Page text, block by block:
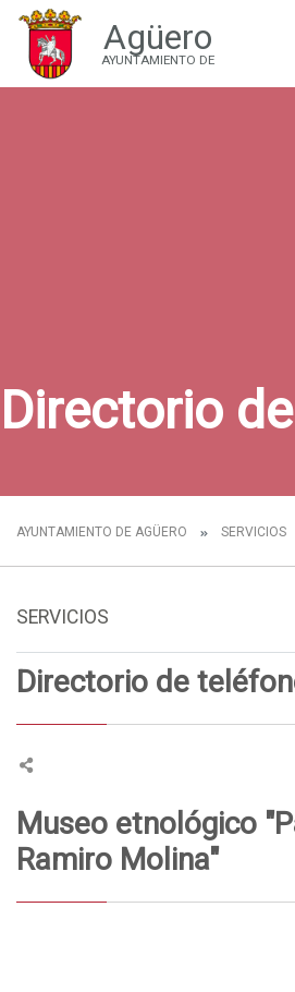
Agüero
AYUNTAMIENTO DE
Directorio
AYUNTAMIENTO DE AGÜERO SERVICIOS
SERVICIOS
Directorio de
Museo etnológico
Ramiro Molina"